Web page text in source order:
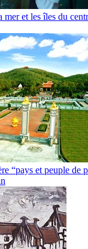
mer et les îles du
“pays et peuple de